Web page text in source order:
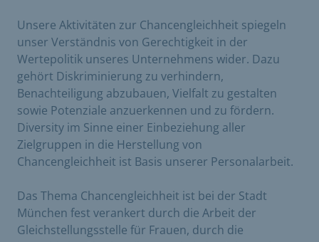
Unsere Aktivitäten zur Chancengleichheit spiegeln
unser Verständnis von Gerechtigkeit in der
Wertepolitik unseres Unternehmens wider. Dazu
gehört Diskriminierung zu verhindern,
Benachteiligung abzubauen, Vielfalt zu gestalten
sowie Potenziale anzuerkennen und zu fördern.
Diversity im Sinne einer Einbeziehung aller
Zielgruppen in die Herstellung von
Chancengleichheit ist Basis unserer Personalarbeit.
Das Thema Chancengleichheit ist bei der Stadt
München fest verankert durch die Arbeit der
Gleichstellungsstelle für Frauen, durch die